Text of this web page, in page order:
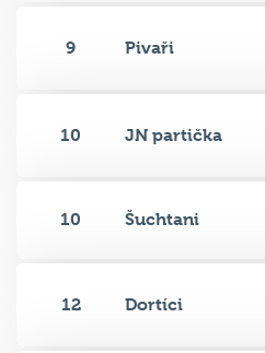
9 Pivaři
10 JN partička
10 Šuchtani
12 Dortíci